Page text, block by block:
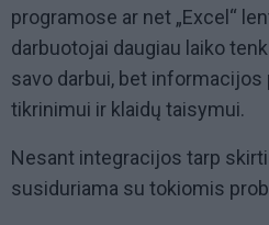
programose ar net „Excel“
darbuotojai daugiau laiko
savo darbui, bet informacijos
tikrinimui ir klaidų taisymui.
Nesant integracijos tarp
susiduriama su tokiomis